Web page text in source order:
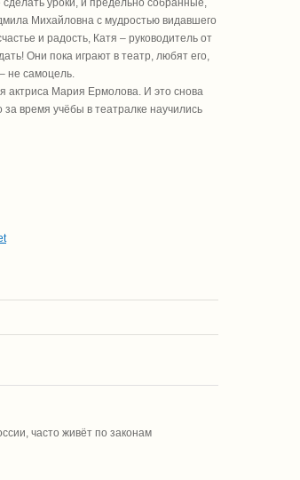
уроки, и предельно собранные,
Михайловна с мудростью видавшего
и радость, Катя – руководитель от
Они пока играют в театр, любят его,
не самоцель.
актриса Мария Ермолова. И это снова
время учёбы в театралке научились
часто живёт по законам